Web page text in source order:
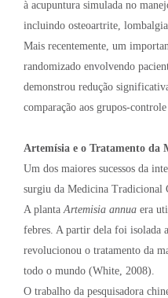
à acupuntura simulada no
incluindo osteoartrite,
Mais recentemente, um
randomizado envolvendo
demonstrou redução
comparação aos grupos-
Artemísia e o Tratamento da
Um dos maiores sucessos da
surgiu da Medicina Tradicional
A planta Artemisia annua era
febres. A partir dela foi isolada
revolucionou o tratamento da
todo o mundo (White, 2008).
O trabalho da pesquisadora